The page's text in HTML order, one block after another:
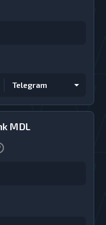
MDL
Telegram